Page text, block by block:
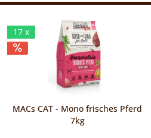
17 x
MACs CAT - Mono frisches Pferd
7kg